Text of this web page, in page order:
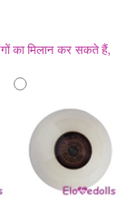
का मिलान कर सकते हैं,